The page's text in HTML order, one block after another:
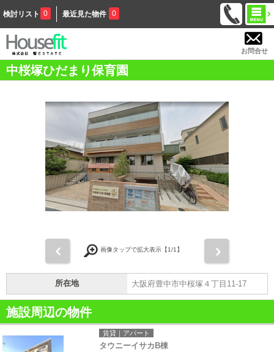
検討リスト 0 最近見た物件 0
お問合せ
中桜塚ひだまり保育園
画像タップで拡大表示【1/1】
所在地 大阪府豊中市中桜塚４丁目11-17
施設周辺の物件
賃貸｜アパート
タウニーイサカB棟